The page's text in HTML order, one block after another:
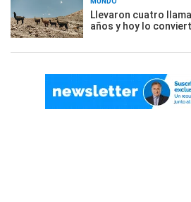
Llevaron cuatro
años y hoy lo